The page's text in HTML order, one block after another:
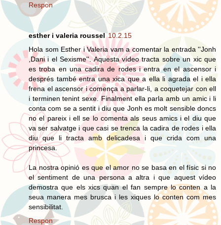
Respon
esther i valeria roussel 10.2.15
Hola som Esther i Valeria vam a comentar la entrada ''Jonh
,Dani i el Sexisme''. Aquesta vídeo tracta sobre un xic que
es troba en una cadira de rodes i entra en el ascensor i
després també entra una xica que a ella li agrada el i ella
frena el ascensor i comença a parlar-li, a coquetejar con ell
i terminen tenint sexe. Finalment ella parla amb un amic i li
conta com se a sentit i diu que Jonh es molt sensible doncs
no el pareix i ell se lo comenta als seus amics i el diu que
va ser salvatge i que casi se trenca la cadira de rodes i ella
diu que li tracta amb delicadesa i que crida com una
princesa.
La nostra opinió es que el amor no se basa en el físic si no
el sentiment de una persona a altra i que aquest vídeo
demostra que els xics quan el fan sempre lo conten a la
seua manera mes brusca i les xiques lo conten com mes
sensibilitat.
Respon